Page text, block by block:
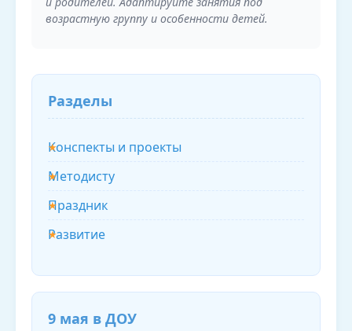
возрастную группу и особенности детей.
Разделы
Конспекты и проекты
Методисту
Праздник
Развитие
9 мая в ДОУ